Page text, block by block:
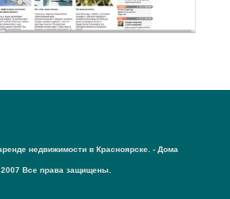
недвижимости в Красноярске. - Дома
Все права защищены.